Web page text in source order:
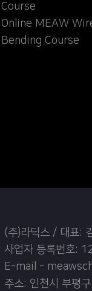
Course
Online MEAW
Bending Course
(주)라딕스 / 대표:
사업자 등록번호:
E-mail -
주소: 인천시 부평